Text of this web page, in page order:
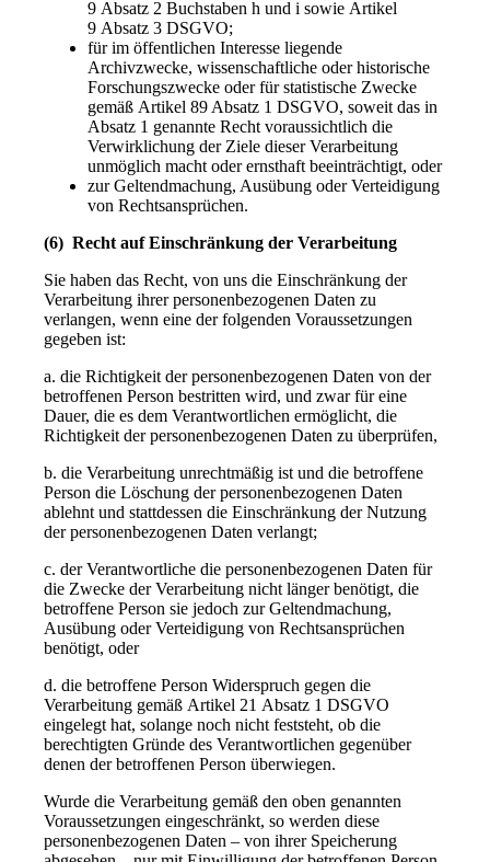
9 Absatz 2 Buchstaben h und i sowie Artikel
9 Absatz 3 DSGVO;
für im öffentlichen Interesse liegende
Archivzwecke, wissenschaftliche oder historische
Forschungszwecke oder für statistische Zwecke
gemäß Artikel 89 Absatz 1 DSGVO, soweit das in
Absatz 1 genannte Recht voraussichtlich die
Verwirklichung der Ziele dieser Verarbeitung
unmöglich macht oder ernsthaft beeinträchtigt, oder
zur Geltendmachung, Ausübung oder Verteidigung
von Rechtsansprüchen.
(6) Recht auf Einschränkung der Verarbeitung
Sie haben das Recht, von uns die Einschränkung der
Verarbeitung ihrer personenbezogenen Daten zu
verlangen, wenn eine der folgenden Voraussetzungen
gegeben ist:
a. die Richtigkeit der personenbezogenen Daten von der
betroffenen Person bestritten wird, und zwar für eine
Dauer, die es dem Verantwortlichen ermöglicht, die
Richtigkeit der personenbezogenen Daten zu überprüfen,
b. die Verarbeitung unrechtmäßig ist und die betroffene
Person die Löschung der personenbezogenen Daten
ablehnt und stattdessen die Einschränkung der Nutzung
der personenbezogenen Daten verlangt;
c. der Verantwortliche die personenbezogenen Daten für
die Zwecke der Verarbeitung nicht länger benötigt, die
betroffene Person sie jedoch zur Geltendmachung,
Ausübung oder Verteidigung von Rechtsansprüchen
benötigt, oder
d. die betroffene Person Widerspruch gegen die
Verarbeitung gemäß Artikel 21 Absatz 1 DSGVO
eingelegt hat, solange noch nicht feststeht, ob die
berechtigten Gründe des Verantwortlichen gegenüber
denen der betroffenen Person überwiegen.
Wurde die Verarbeitung gemäß den oben genannten
Voraussetzungen eingeschränkt, so werden diese
personenbezogenen Daten – von ihrer Speicherung